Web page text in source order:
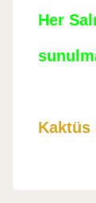
Her
Kaktüs